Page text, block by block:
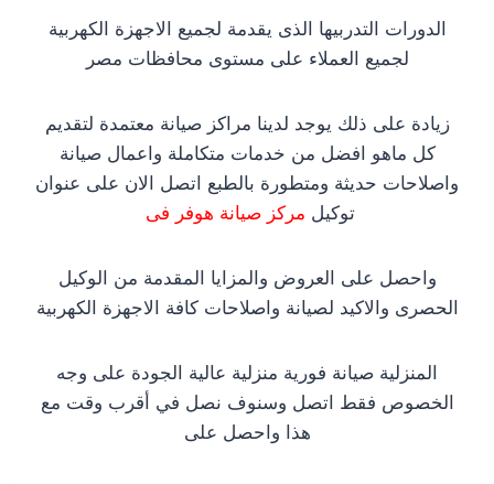
الدورات التدربيها الذى يقدمة لجميع الاجهزة الكهربية
لجميع العملاء على مستوى محافظات مصر
زيادة على ذلك يوجد لدينا مراكز صيانة معتمدة لتقديم
كل ماهو افضل من خدمات متكاملة واعمال صيانة
واصلاحات حديثة ومتطورة بالطبع اتصل الان على عنوان
توكيل مركز صيانة هوفر فى
واحصل على العروض والمزايا المقدمة من الوكيل
الحصرى والاكيد لصيانة واصلاحات كافة الاجهزة الكهربية
المنزلية صيانة فورية منزلية عالية الجودة على وجه
الخصوص فقط اتصل وسنوف نصل في أقرب وقت مع
هذا واحصل على